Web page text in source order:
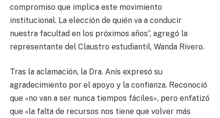
compromiso que implica este movimiento
institucional. La elección de quién va a conducir
nuestra facultad en los próximos años”, agregó la
representante del Claustro estudiantil, Wanda Rivero.
Tras la aclamación, la Dra. Anís expresó su
agradecimiento por el apoyo y la confianza. Reconoció
que «no van a ser nunca tiempos fáciles», pero enfatizó
que «la falta de recursos nos tiene que volver más